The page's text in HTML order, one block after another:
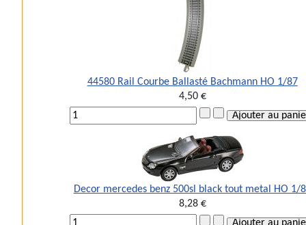
44580 Rail Courbe Ballasté Bachmann HO 1/87
4,50 €
Decor mercedes benz 500sl black tout metal HO 1/
8,28 €